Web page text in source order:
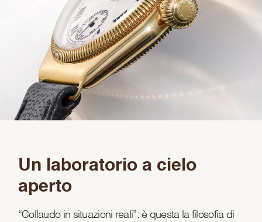
Un laboratorio a cielo
aperto
“Collaudo in situazioni reali”: è questa la filosofia di